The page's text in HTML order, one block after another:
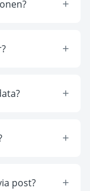
+
+
+
+
post? +